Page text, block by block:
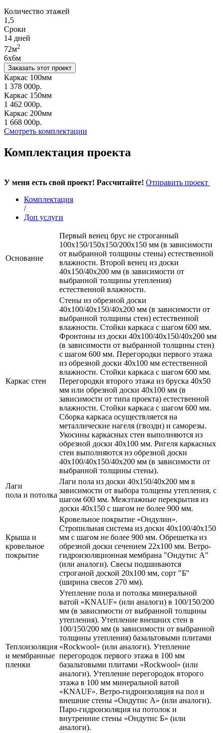
Количество этажей
1,5
Сроки
14 дней
72м2
6х6м
Заказать этот проект
Каркас 100мм
1 378 000р.
Каркас 150мм
1 462 000р.
Каркас 200мм
1 668 000р.
Смотреть комплектации
Комплектация проекта
У меня есть свой проект! Рассчитайте! Отправить проект
Комплектация
/
Доп услуги
Основание
Первый венец брус не строганный
100х150/150х150/200х150 мм (в зависимости
от выбранной толщины стены) естественной
влажности. Второй венец из доски
40х150/40х200 мм (в зависимости от
выбранной толщины утепления)
естественной влажности.
Каркас стен
Стены из обрезной доски
40х100/40х150/40х200 мм (в зависимости от
выбранной толщины стен) естественной
влажности. Стойки каркаса с шагом 600 мм.
Фронтоны из доски 40х100/40х150/40х200 мм
(в зависимости от выбранной толщины стен)
с шагом 600 мм. Перегородки первого этажа
из обрезной доски 40х100 мм естественной
влажности. Стойки каркаса с шагом 600 мм.
Перегородки второго этажа из бруска 40х50
мм или обрезной доски 40х100 мм (в
зависимости от типа проекта) естественной
влажности. Стойки каркаса с шагом 600 мм.
Сборка каркаса осуществляется на
металлические нагеля (гвозди) и саморезы.
Укосины каркасных стен выполняются из
обрезной доски 40х100 мм. Ригеля каркасных
стен выполняются из обрезной доски
40х100/40х150/40х200 мм (в зависимости от
выбранной толщины стены).
Лаги
пола и потолка
Лаги пола из доски 40х150/40х200 мм в
зависимости от выбора толщены утепления, с
шагом 600 мм. Межэтажные перекрытия из
доски 40х150 с шагом не более 900 мм.
Крыша и
кровельное
покрытие
Кровельное покрытие «Ондулин».
Стропильная система из доски 40х100/40х150
мм с шагом не более 900 мм. Обрешетка из
обрезной доски сечением 22х100 мм. Ветро-
гидроизоляционная мембрана "Ондутис А"
(или аналоги). Свесы подшиваются
строганой доской 20х100 мм, сорт "Б"
(ширина свесов 270 мм).
Теплоизоляция
и мембранные
пленки
Утепление пола и потолка минеральной
ватой «KNAUF» (или аналоги) в 100/150/200
мм (в зависимости от выбранной толщины
утепления). Утепление внешних стен в
100/150/200 мм (в зависимости от выбранной
толщины утепления) базальтовыми плитами
«Rockwool» (или аналоги). Утепление
перегородок первого этажа в 100 мм
базальтовыми плитами «Rockwool» (или
аналоги). Утепление перегородок второго
этажа в 100 мм минеральной ватой
«KNAUF». Ветро-гидроизоляция на пол и
внешние стены «Ондутис А» (или аналоги).
Паро-гидроизоляция на потолок и
внутренние стены «Ондутис Б» (или
аналоги).